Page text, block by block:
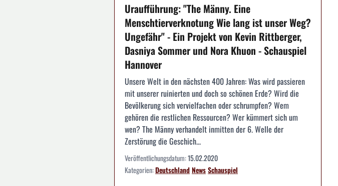
Uraufführung: "The Männy. Eine
Menschtierverknotung Wie lang ist unser Weg?
Ungefähr" - Ein Projekt von Kevin Rittberger,
Dasniya Sommer und Nora Khuon - Schauspiel
Hannover
Unsere Welt in den nächsten 400 Jahren: Was wird passieren
mit unserer ruinierten und doch so schönen Erde? Wird die
Bevölkerung sich vervielfachen oder schrumpfen? Wem
gehören die restlichen Ressourcen? Wer kümmert sich um
wen? The Männy verhandelt inmitten der 6. Welle der
Zerstörung die Geschich...
Veröffentlichungsdatum:15.02.2020
Kategorien:DeutschlandNewsSchauspiel